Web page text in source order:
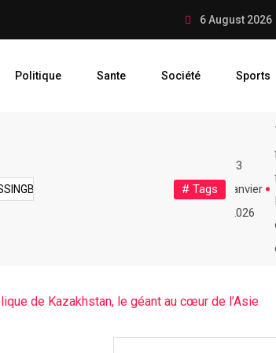
et le PR WADAGNI redynamisent la coopération
6 August 2026
Politique Sante Société Sports
et... L’ITIE – Togo proroge... Le
# Tags
vacances
WADAGNI
voeux
13
janvier
2026
de Kazakhstan, le géant au cœur de l’Asie